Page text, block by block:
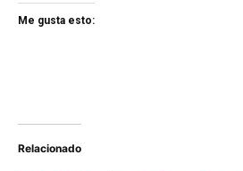
Me gusta esto:
Relacionado